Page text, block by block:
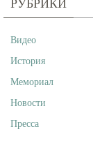
РУБРИКИ
Видео
История
Мемориал
Новости
Пресса